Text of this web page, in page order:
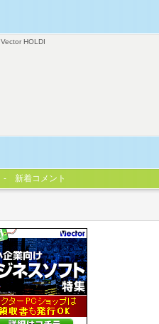
Vector HOLDI
新着コメント